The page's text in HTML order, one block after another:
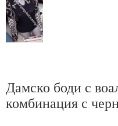
Дамско боди с
комбинация с